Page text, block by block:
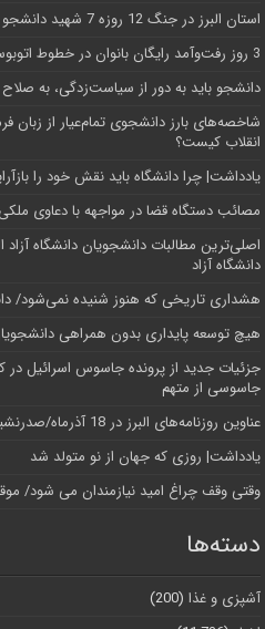
استان البرز در جنگ 12 روزه 7 شهید دانشجو تقدیم انقلاب کرد
3 روز رفت‌وآمد رایگان بانوان در خطوط اتوبوسرانی شهری کرج
دانشجو باید به دور از سیاست‌زدگی، به
شاخصه‌های بارز دانشجوی تمام‌عیار از زبان
انقلاب کیست؟
یادداشت| چرا دانشگاه باید نقش خود را
مصائب دستگاه قضا در مواجهه با دعاوی
اصلی‌ترین مطالبات دانشجویان دانشگاه
دانشگاه آز‌اد
هشداری تاریخی که هنوز شنیده نمی‌شود/
هیچ توسعه پایداری بدون همراهی
جزئیات جدید از پرونده جاسوس اسرائیل
جاسوسی از متهم
عناوین روزنامه‌های البرز در ‌18 آذرماه/صدرنشینی در ارائه خدمات زایمان بی‌درد
یادداشت| روزی که جهان از نو متولد شد
وقتی وقف چراغ امید نیازمندان می شود/
دسته‌ها
آشپزی و غذا (200)